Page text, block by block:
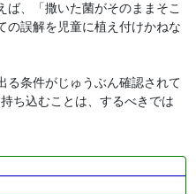
ば、「撒いた菌がそのままそこ
の誤解を児童に植え付けかねな
条件がじゅうぶん確認されて
ち込むことは、するべきでは